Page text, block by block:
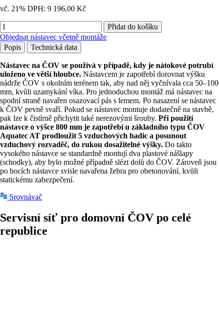
vč. 21% DPH: 9 196,00 Kč
Přidat do košíku
Objednat nástavec včetně montáže
Popis
Technická data
Nástavec na ČOV se používá v případě, kdy je nátokové potrubí
uloženo ve větší hloubce. Nástavcem je zapotřebí dorovnat výšku
nádrže ČOV s okolním terénem tak, aby nad něj vyčnívala cca 50–100
mm, kvůli uzamykání víka. Pro jednoduchou montáž má nástavec na
spodní straně navařen osazovací pás s lemem. Po nasazení se nástavec
k ČOV pevně svaří. Pokud se nástavec montuje dodatečně na stavbě,
pak lze k čistírně přichytit také nerezovými šrouby. Při použití
nástavce o výšce 800 mm je zapotřebí u základního typu ČOV
Aquatec AT prodloužit 5 vzduchových hadic a posunout
vzduchový rozvaděč, do rukou dosažitelné výšky. Do takto
vysokého nástavce se standardně montují dva plastové nášlapy
(schodky), aby bylo možné případně slézt dolů do ČOV. Zároveň jsou
po bocích nástavce svisle navařena žebra pro obetonování, kvůli
statickému zabezpečení.
Srovnávač
Servisní síť pro domovní ČOV po celé
republice